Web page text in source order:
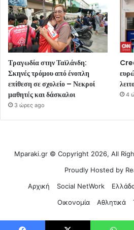
Τραγωδία στην Ταϊλάνδη:
Σκηνές τρόμου από ένοπλη
επίθεση σε σχολείο – Νεκροί
μαθητές και δάσκαλοι
3 ώρες ago
4
Mparaki.gr © Copyright 2026, All
Proudly Hosted by
Αρχική
Social NetWork
Οικονομία
Αθλητικά